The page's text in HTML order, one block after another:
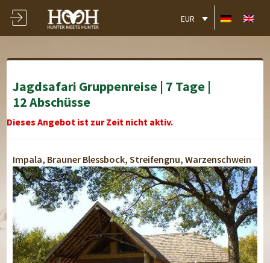
EUR
Jagdsafari Gruppenreise | 7 Tage |
12 Abschüsse
Dieses Angebot ist zur Zeit nicht aktiv.
Impala, Brauner Blessbock, Streifengnu, Warzenschwein